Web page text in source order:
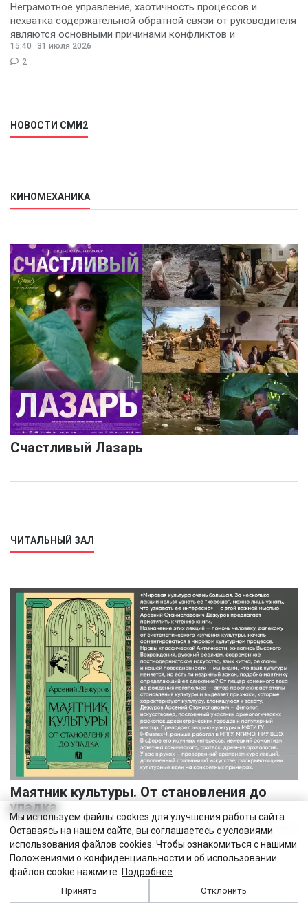
Неграмотное управление, хаотичность процессов и
нехватка содержательной обратной связи от руководителя
являются основными причинами конфликтов и
раздражения в
15:40
31 июля 2026
2
НОВОСТИ СМИ2
КИНОМЕХАНИКА
Счастливый Лазарь
ЧИТАЛЬНЫЙ ЗАЛ
Маятник культуры. От становления до
упадка
Мы используем файлы cookies для улучшения работы сайта.
Оставаясь на нашем сайте, вы соглашаетесь с условиями
использования файлов cookies. Чтобы ознакомиться с нашими
Положениями о конфиденциальности и об использовании
файлов cookie нажмите: Подробнее
Принять Отклонить